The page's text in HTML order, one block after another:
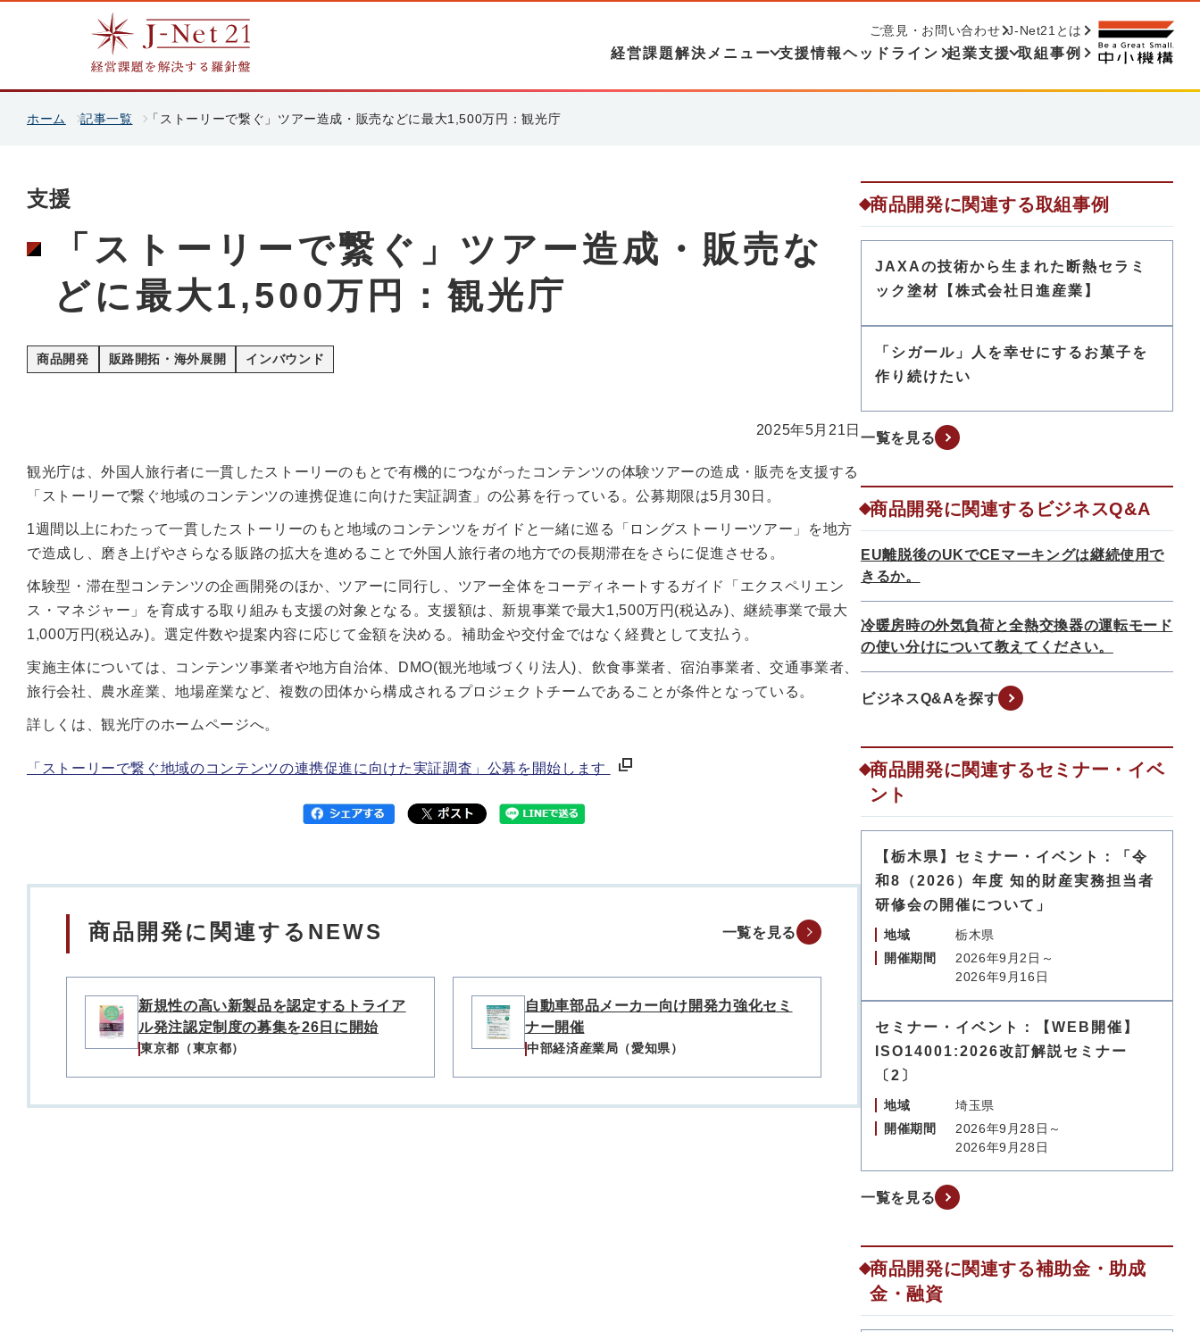
経営課題解決メニュー 支援情報ヘッドライン 起業支援 取組事例
ご意見・お問い合わせ J-Net21とは
ホーム 記事一覧 「ストーリーで繋ぐ」ツアー造成・販売などに最大1,500万円：観光庁
支援
「ストーリーで繋ぐ」ツアー造成・販売な
どに最大1,500万円：観光庁
商品開発 販路開拓・海外展開 インバウンド
2025年5月21日
観光庁は、外国人旅行者に一貫したストーリーのもとで有機的につながったコンテンツの体験ツアーの造成・販売を支援する
「ストーリーで繋ぐ地域のコンテンツの連携促進に向けた実証調査」の公募を行っている。公募期限は5月30日。
1週間以上にわたって一貫したストーリーのもと地域のコンテンツをガイドと一緒に巡る「ロングストーリーツアー」を地方
で造成し、磨き上げやさらなる販路の拡大を進めることで外国人旅行者の地方での長期滞在をさらに促進させる。
体験型・滞在型コンテンツの企画開発のほか、ツアーに同行し、ツアー全体をコーディネートするガイド「エクスペリエン
ス・マネジャー」を育成する取り組みも支援の対象となる。支援額は、新規事業で最大1,500万円(税込み)、継続事業で最大
1,000万円(税込み)。選定件数や提案内容に応じて金額を決める。補助金や交付金ではなく経費として支払う。
実施主体については、コンテンツ事業者や地方自治体、DMO(観光地域づくり法人)、飲食事業者、宿泊事業者、交通事業者、
旅行会社、農水産業、地場産業など、複数の団体から構成されるプロジェクトチームであることが条件となっている。
詳しくは、観光庁のホームページへ。
「ストーリーで繋ぐ地域のコンテンツの連携促進に向けた実証調査」公募を開始します
商品開発に関連するNEWS 一覧を見る
新規性の高い新製品を認定するトライア
ル発注認定制度の募集を26日に開始
東京都（東京都）
自動車部品メーカー向け開発力強化セミ
ナー開催
中部経済産業局（愛知県）
商品開発に関連する取組事例
JAXAの技術から生まれた断熱セラミ
ック塗材【株式会社日進産業】
「シガール」人を幸せにするお菓子を
作り続けたい
一覧を見る
商品開発に関連するビジネスQ&A
EU離脱後のUKでCEマーキングは継続使用で
きるか。
冷暖房時の外気負荷と全熱交換器の運転モード
の使い分けについて教えてください。
ビジネスQ&Aを探す
商品開発に関連するセミナー・イベ
ント
【栃木県】セミナー・イベント：「令
和8（2026）年度 知的財産実務担当者
研修会の開催について」
地域
栃木県
開催期間
2026年9月2日～
2026年9月16日
セミナー・イベント：【WEB開催】
ISO14001:2026改訂解説セミナー
〔2〕
地域
埼玉県
開催期間
2026年9月28日～
2026年9月28日
一覧を見る
商品開発に関連する補助金・助成
金・融資